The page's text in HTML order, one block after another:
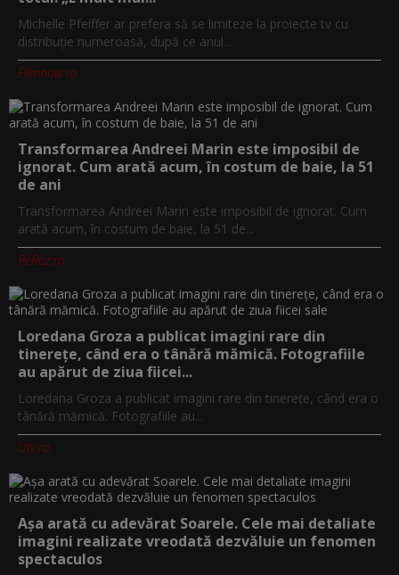
Michelle Pfeiffer ar prefera să se limiteze la proiecte tv cu
distribuție numeroasă, după ce anul...
Filmnow.ro
Transformarea Andreei Marin este imposibil de
ignorat. Cum arată acum, în costum de baie, la 51
de ani
Transformarea Andreei Marin este imposibil de ignorat. Cum
arată acum, în costum de baie, la 51 de...
PeRoz.ro
Loredana Groza a publicat imagini rare din
tinerețe, când era o tânără mămică. Fotografiile
au apărut de ziua fiicei...
Loredana Groza a publicat imagini rare din tinerețe, când era o
tânără mămică. Fotografiile au...
Utv.ro
Așa arată cu adevărat Soarele. Cele mai detaliate
imagini realizate vreodată dezvăluie un fenomen
spectaculos